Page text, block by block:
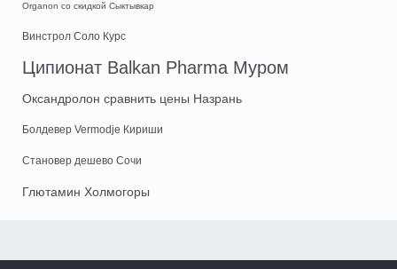
Organon со скидкой Сыктывкар
Винстрол Соло Курс
Ципионат Balkan Pharma Муром
Оксандролон сравнить цены Назрань
Болдевер Vermodje Кириши
Становер дешево Сочи
Глютамин Холмогоры